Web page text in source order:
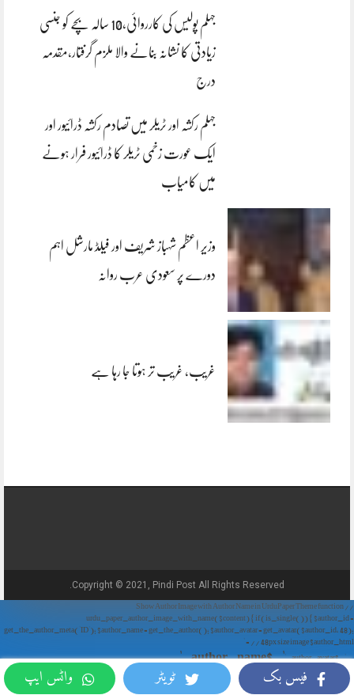
فیس بک ٹویٹر واٹس ایپ
جہلم پولیس کی کارروائی،10 سالہ بچے کو جنسی
زیادتی کا نشانہ بنانے والا ملزم گرفتار،مقدمہ
درج
جہلم رکشہ اور ٹریلر میں تصادم رکشہ ڈرائیور اور
ایک عورت زخمی ٹریلر کا ڈرائیور فرار ہونے
میں کامیاب
وزیر اعظم شہباز شریف اور فیلڈ مارشل اہم
دورے پر سعودی عرب روانہ
غریب، غریب تر ہوتا جا رہا ہے
Copyright © 2021, Pindi Post All Rights Reserved.
// Show Author Image with Author Name in UrduPaper Theme function
urdu_paper_author_image_with_name($content) { if (is_single()) { $author_id =
get_the_author_meta('ID'); $author_name = get_the_author(); $author_avatar = get_avatar($author_id, 48);
// 48px size image $author_html = '
' . $author_avatar . '
' . $author_name . '
'; return $author_html . $content; } return $content; } add_filter('the_content',
'urdu_paper_author_image_with_name');